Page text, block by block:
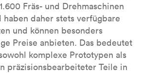
Fräs- und Drehmaschinen
haben daher stets verfügbare
und können besonders
Preise anbieten. Das bedeutet
komplexe Prototypen als
präzisionsbearbeiteter Teile in